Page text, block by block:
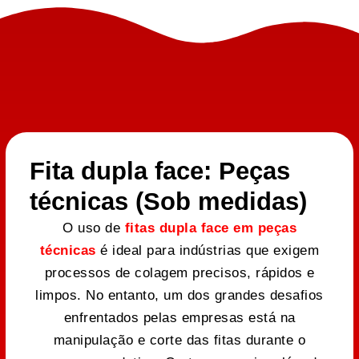
Fita dupla face: Peças
técnicas (Sob medidas)
O uso de fitas dupla face em peças
técnicas é ideal para indústrias que exigem
processos de colagem precisos, rápidos e
limpos. No entanto, um dos grandes desafios
enfrentados pelas empresas está na
manipulação e corte das fitas durante o